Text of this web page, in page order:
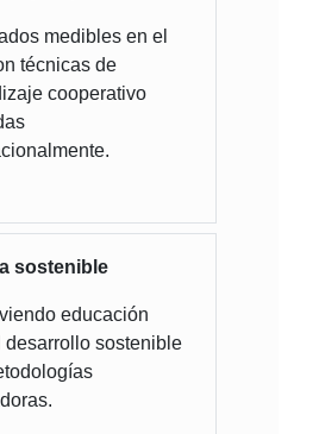
medibles en el
técnicas de
cooperativo
sostenible
educación
desarrollo sostenible